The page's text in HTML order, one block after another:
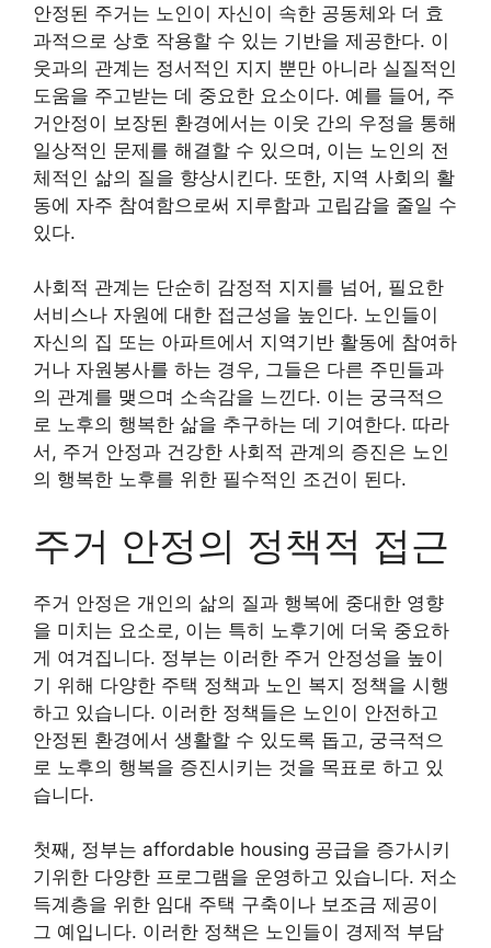
안정된 주거는 노인이 자신이 속한 공동체와 더 효
과적으로 상호 작용할 수 있는 기반을 제공한다. 이
웃과의 관계는 정서적인 지지 뿐만 아니라 실질적인
도움을 주고받는 데 중요한 요소이다. 예를 들어, 주
거안정이 보장된 환경에서는 이웃 간의 우정을 통해
일상적인 문제를 해결할 수 있으며, 이는 노인의 전
체적인 삶의 질을 향상시킨다. 또한, 지역 사회의 활
동에 자주 참여함으로써 지루함과 고립감을 줄일 수
있다.
사회적 관계는 단순히 감정적 지지를 넘어, 필요한
서비스나 자원에 대한 접근성을 높인다. 노인들이
자신의 집 또는 아파트에서 지역기반 활동에 참여하
거나 자원봉사를 하는 경우, 그들은 다른 주민들과
의 관계를 맺으며 소속감을 느낀다. 이는 궁극적으
로 노후의 행복한 삶을 추구하는 데 기여한다. 따라
서, 주거 안정과 건강한 사회적 관계의 증진은 노인
의 행복한 노후를 위한 필수적인 조건이 된다.
주거 안정의 정책적 접근
주거 안정은 개인의 삶의 질과 행복에 중대한 영향
을 미치는 요소로, 이는 특히 노후기에 더욱 중요하
게 여겨집니다. 정부는 이러한 주거 안정성을 높이
기 위해 다양한 주택 정책과 노인 복지 정책을 시행
하고 있습니다. 이러한 정책들은 노인이 안전하고
안정된 환경에서 생활할 수 있도록 돕고, 궁극적으
로 노후의 행복을 증진시키는 것을 목표로 하고 있
습니다.
첫째, 정부는 affordable housing 공급을 증가시키
기위한 다양한 프로그램을 운영하고 있습니다. 저소
득계층을 위한 임대 주택 구축이나 보조금 제공이
그 예입니다. 이러한 정책은 노인들이 경제적 부담